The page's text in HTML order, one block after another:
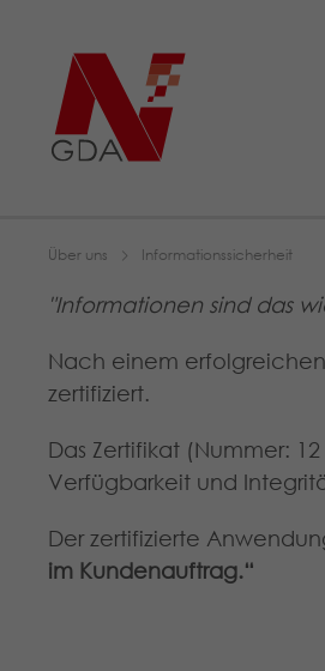
Über uns Informationssicherheit
"Informationen sind das
Nach einem erfolgreichen
zertifiziert.
Das Zertifikat (Nummer:
Verfügbarkeit und
Der zertifizierte
im Kundenauftrag.“